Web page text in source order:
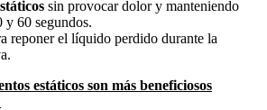
sin provocar dolor y manteniendo
y 60 segundos.
reponer el líquido perdido durante la
estáticos son más beneficiosos